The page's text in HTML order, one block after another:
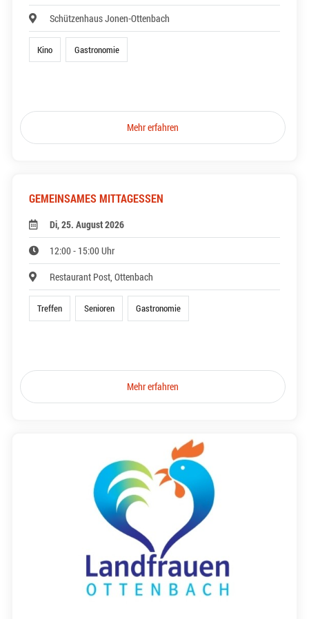
Schützenhaus Jonen-Ottenbach
Kino Gastronomie
Mehr erfahren
GEMEINSAMES MITTAGESSEN
Di, 25. August 2026
12:00 - 15:00 Uhr
Restaurant Post, Ottenbach
Treffen Senioren Gastronomie
Mehr erfahren